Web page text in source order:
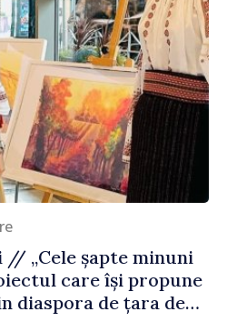
„Cele șapte minuni
care își propune
diaspora de țara de